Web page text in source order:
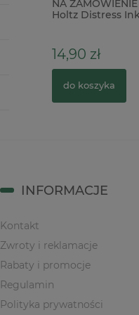
NA
Holtz Distress
14,90 zł
do koszyka
INFORMACJE
Kontakt
Zwroty i reklamacje
Rabaty i promocje
Regulamin
Polityka prywatności